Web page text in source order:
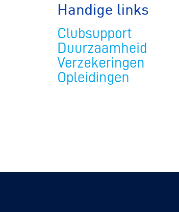
Handige links
Clubsupport
Duurzaamheid
Verzekeringen
Opleidingen